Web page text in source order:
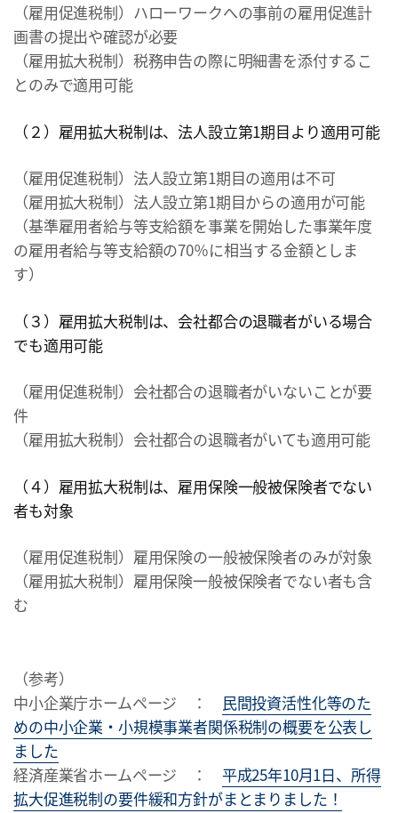
（雇用促進税制）ハローワークへの事前の雇用促進計
画書の提出や確認が必要
（雇用拡大税制）税務申告の際に明細書を添付するこ
とのみで適用可能
（２）雇用拡大税制は、法人設立第1期目より適用可能
（雇用促進税制）法人設立第1期目の適用は不可
（雇用拡大税制）法人設立第1期目からの適用が可能
（基準雇用者給与等支給額を事業を開始した事業年度
の雇用者給与等支給額の70％に相当する金額としま
す）
（３）雇用拡大税制は、会社都合の退職者がいる場合
でも適用可能
（雇用促進税制）会社都合の退職者がいないことが要
件
（雇用拡大税制）会社都合の退職者がいても適用可能
（４）雇用拡大税制は、雇用保険一般被保険者でない
者も対象
（雇用促進税制）雇用保険の一般被保険者のみが対象
（雇用拡大税制）雇用保険一般被保険者でない者も含
む
（参考）
中小企業庁ホームページ ： 民間投資活性化等のた
めの中小企業・小規模事業者関係税制の概要を公表し
ました
経済産業省ホームページ ： 平成25年10月1日、所得
拡大促進税制の要件緩和方針がまとまりました！